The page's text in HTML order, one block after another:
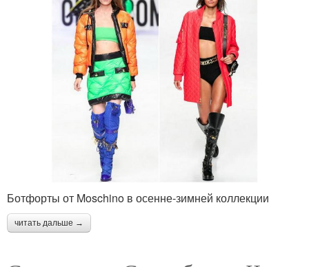
Ботфорты от Moschino в осенне-зимней коллекции
читать дальше →